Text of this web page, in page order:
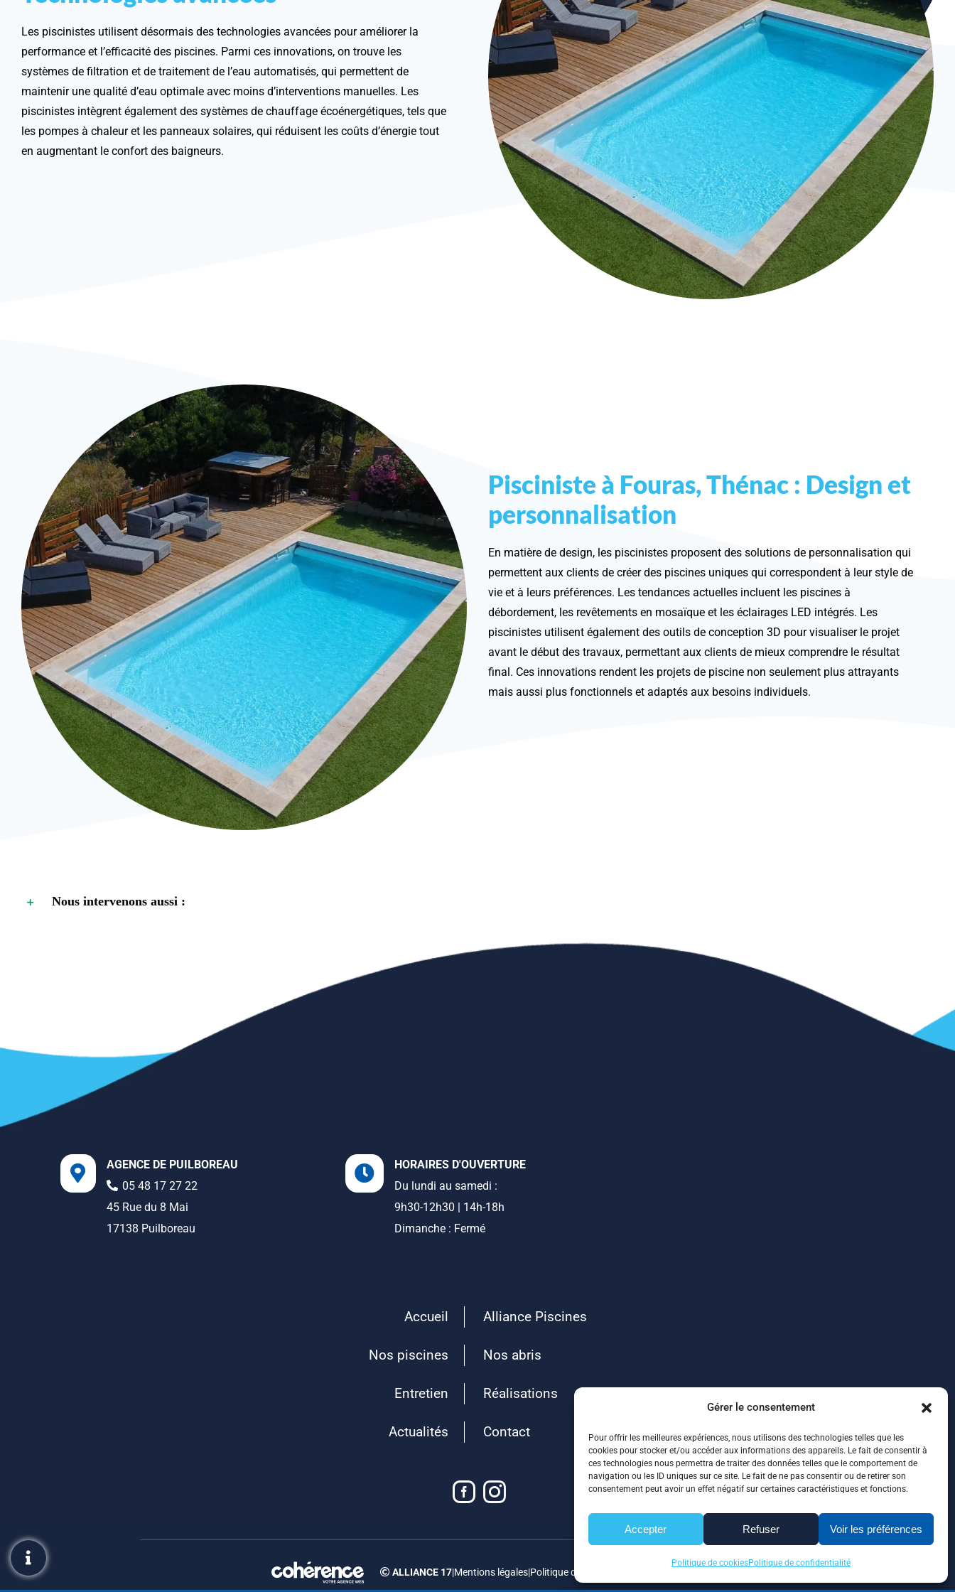
Gérer le consentement
Pour offrir les meilleures expériences, nous utilisons des technologies telles que les
cookies pour stocker et/ou accéder aux informations des appareils. Le fait de consentir à
ces technologies nous permettra de traiter des données telles que le comportement de
navigation ou les ID uniques sur ce site. Le fait de ne pas consentir ou de retirer son
consentement peut avoir un effet négatif sur certaines caractéristiques et fonctions.
Accepter Refuser Voir les préférences
Politique de cookiesPolitique de confidentialité
Les piscinistes utilisent désormais des technologies avancées pour améliorer la
performance et l’efficacité des piscines. Parmi ces innovations, on trouve les
systèmes de filtration et de traitement de l’eau automatisés, qui permettent de
maintenir une qualité d’eau optimale avec moins d’interventions manuelles. Les
piscinistes intègrent également des systèmes de chauffage écoénergétiques, tels que
les pompes à chaleur et les panneaux solaires, qui réduisent les coûts d’énergie tout
en augmentant le confort des baigneurs.
Pisciniste à Fouras, Thénac : Design et
personnalisation
En matière de design, les piscinistes proposent des solutions de personnalisation qui
permettent aux clients de créer des piscines uniques qui correspondent à leur style de
vie et à leurs préférences. Les tendances actuelles incluent les piscines à
débordement, les revêtements en mosaïque et les éclairages LED intégrés. Les
piscinistes utilisent également des outils de conception 3D pour visualiser le projet
avant le début des travaux, permettant aux clients de mieux comprendre le résultat
final. Ces innovations rendent les projets de piscine non seulement plus attrayants
mais aussi plus fonctionnels et adaptés aux besoins individuels.
Nous intervenons aussi :
AGENCE DE PUILBOREAU
05 48 17 27 22
45 Rue du 8 Mai
17138 Puilboreau
HORAIRES D'OUVERTURE
Du lundi au samedi :
9h30-12h30 | 14h-18h
Dimanche : Fermé
Accueil Alliance Piscines
Nos piscines Nos abris
Entretien Réalisations
Actualités Contact
ALLIANCE 17|Mentions légales|Politique de confidentialité